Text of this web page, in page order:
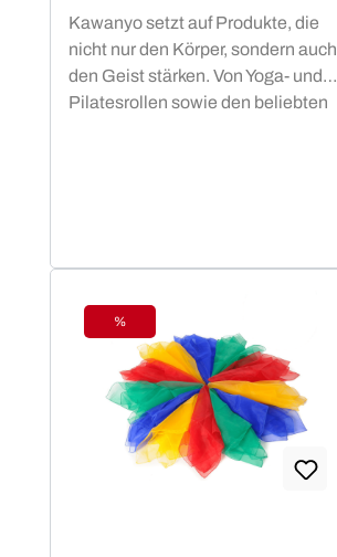
Kawanyo setzt auf Produkte, die
nicht nur den Körper, sondern auch
den Geist stärken. Von Yoga- und
Pilatesrollen sowie den beliebten
die Erstellung eines
altersgerechten Parcours
motivieren zu Spiel und Spaß an
gesunder Bewegung. Koordination
und Motorik werden geschult bzw.
bleiben erhalten, das gilt
gleichermaßen für Kinder, Athleten,
Rabatt
%